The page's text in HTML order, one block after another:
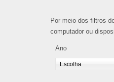
Por meio dos filtros
computador ou
Ano